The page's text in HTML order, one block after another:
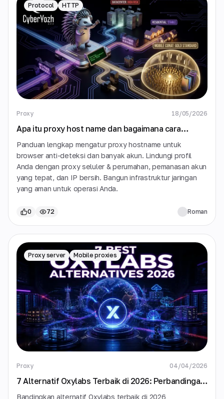
Protocol HTTP
Proxy 18/05/2026
Apa itu proxy host name dan bagaimana cara
setting untuk otomatisasi yang aman?
Panduan lengkap mengatur proxy hostname untuk
browser anti-deteksi dan banyak akun. Lindungi profil
Anda dengan proxy seluler & perumahan, pemanasan akun
yang tepat, dan IP bersih. Bangun infrastruktur jaringan
yang aman untuk operasi Anda.
0 72 Roman
Proxy server Mobile proxies
Proxy 04/04/2026
7 Alternatif Oxylabs Terbaik di 2026: Perbandingan
Penyedia Proxy Terjangkau
Bandingkan alternatif Oxylabs terbaik di 2026